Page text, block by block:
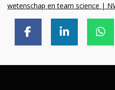
wetenschap en team science |